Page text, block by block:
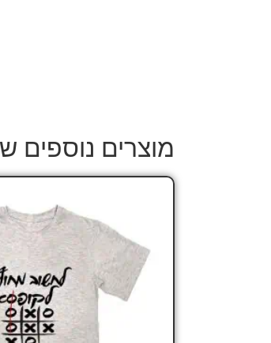
מוצרים נוספים